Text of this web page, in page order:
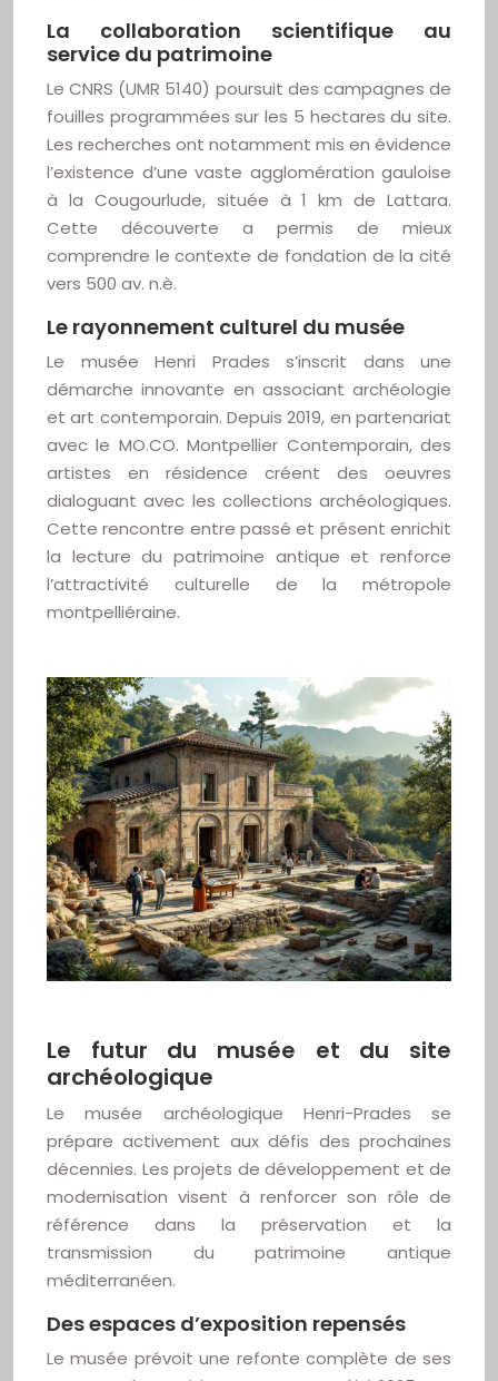
La collaboration scientifique au
service du patrimoine
Le CNRS (UMR 5140) poursuit des campagnes de
fouilles programmées sur les 5 hectares du site.
Les recherches ont notamment mis en évidence
l’existence d’une vaste agglomération gauloise
à la Cougourlude, située à 1 km de Lattara.
Cette découverte a permis de mieux
comprendre le contexte de fondation de la cité
vers 500 av. n.è.
Le rayonnement culturel du musée
Le musée Henri Prades s’inscrit dans une
démarche innovante en associant archéologie
et art contemporain. Depuis 2019, en partenariat
avec le MO.CO. Montpellier Contemporain, des
artistes en résidence créent des oeuvres
dialoguant avec les collections archéologiques.
Cette rencontre entre passé et présent enrichit
la lecture du patrimoine antique et renforce
l’attractivité culturelle de la métropole
montpelliéraine.
Le futur du musée et du site
archéologique
Le musée archéologique Henri-Prades se
prépare activement aux défis des prochaines
décennies. Les projets de développement et de
modernisation visent à renforcer son rôle de
référence dans la préservation et la
transmission du patrimoine antique
méditerranéen.
Des espaces d’exposition repensés
Le musée prévoit une refonte complète de ses